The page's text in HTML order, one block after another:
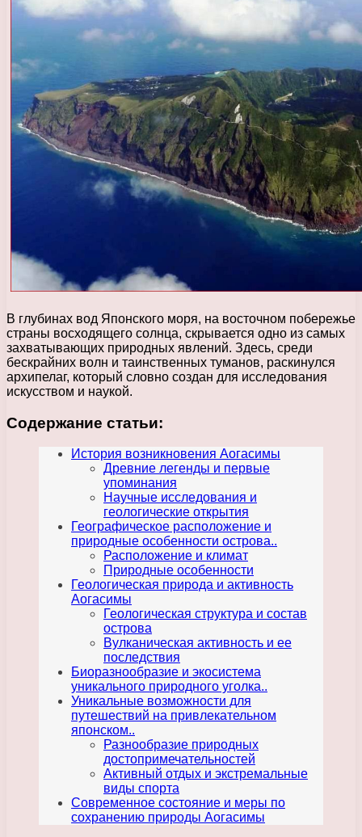
В глубинах вод Японского моря, на восточном побережье
страны восходящего солнца, скрывается одно из самых
захватывающих природных явлений. Здесь, среди
бескрайних волн и таинственных туманов, раскинулся
архипелаг, который словно создан для исследования
искусством и наукой.
Содержание статьи:
История возникновения Аогасимы
Древние легенды и первые
упоминания
Научные исследования и
геологические открытия
Географическое расположение и
природные особенности острова..
Расположение и климат
Природные особенности
Геологическая природа и активность
Аогасимы
Геологическая структура и состав
острова
Вулканическая активность и ее
последствия
Биоразнообразие и экосистема
уникального природного уголка..
Уникальные возможности для
путешествий на привлекательном
японском..
Разнообразие природных
достопримечательностей
Активный отдых и экстремальные
виды спорта
Современное состояние и меры по
сохранению природы Аогасимы